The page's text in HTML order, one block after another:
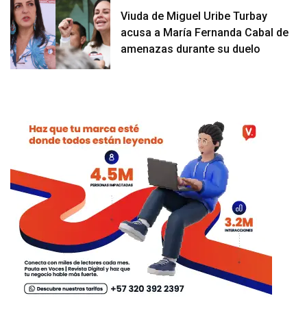
Viuda de Miguel Uribe Turbay
acusa a María Fernanda Cabal de
amenazas durante su duelo